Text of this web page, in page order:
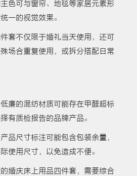
色可与窗帘、地毯等家居元素形
一的视觉效果。
套不仅限于婚礼当天使用，还可
场合重复使用，或拆分搭配日常
廉的混纺材质可能存在甲醛超标
有质检报告的品牌产品。
品尺寸标注可能包含包装余量，
使用尺寸，以免造成不便。
婚庆床上用品四件套，需要综合